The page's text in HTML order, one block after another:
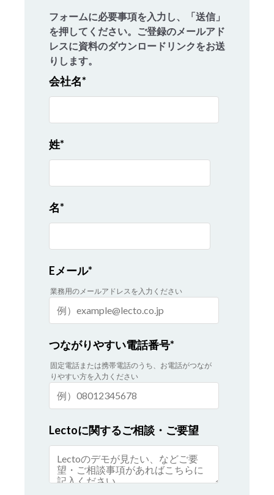
フォームに必要事項を入力し、「送信」
を押してください。ご登録のメールアド
レスに資料のダウンロードリンクをお送
りします。
会社名*
姓*
名*
Eメール*
業務用のメールアドレスを入力ください
つながりやすい電話番号*
固定電話または携帯電話のうち、お電話がつなが
りやすい方を入力ください
Lectoに関するご相談・ご要望